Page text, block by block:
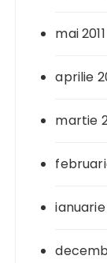
mai 2011
aprilie
martie
ianuarie